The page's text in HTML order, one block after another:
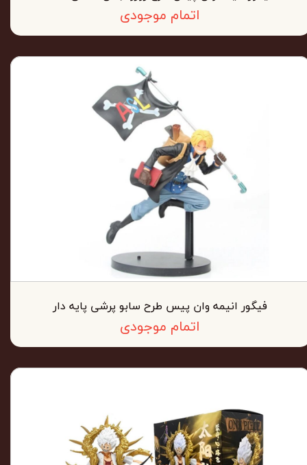
اتمام موجودی
فیگور انیمه وان پیس طرح سابو پرشی پایه دار
اتمام موجودی